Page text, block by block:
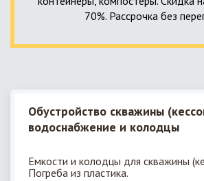
70%. Рассрочка без
Обустройство скважины
водоснабжение и колодцы
Емкости и колодцы для скважины
Погреба из пластика.